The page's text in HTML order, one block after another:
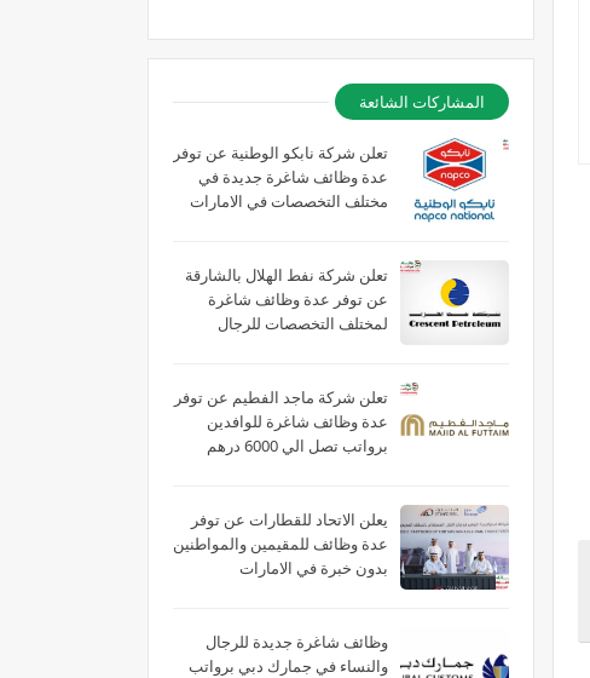
المشاركات الشائعة
تعلن شركة نابكو الوطنية عن توفر
عدة وظائف شاغرة جديدة في
مختلف التخصصات في الامارات
تعلن شركة نفط الهلال بالشارقة
عن توفر عدة وظائف شاغرة
لمختلف التخصصات للرجال
تعلن شركة ماجد الفطيم عن توفر
عدة وظائف شاغرة للوافدين
برواتب تصل الي 6000 درهم
يعلن الاتحاد للقطارات عن توفر
عدة وظائف للمقيمين والمواطنين
بدون خبرة في الامارات
وظائف شاغرة جديدة للرجال
والنساء في جمارك دبي برواتب